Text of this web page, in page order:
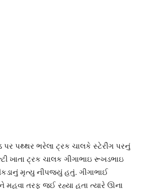
પર પથ્થર ભરેલા ટ્રક ચાલકે સ્ટેરીંગ પરનું
ખાતા ટ્રક ચાલક ગીગાભાઇ રૂખડભાઇ
મૃત્યુ નીપજ્યું હતું. ગીગાભાઈ
તરફ જઈ રહ્યા હતા ત્યારે ઊના